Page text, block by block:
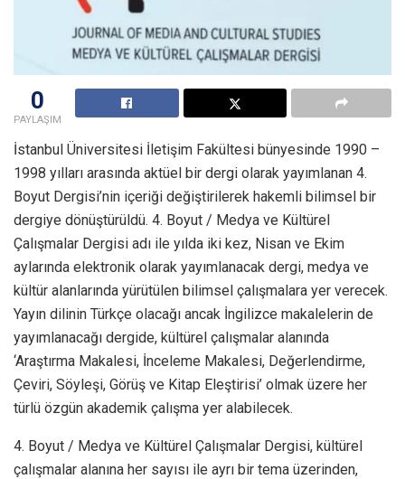
0
PAYLAŞIM
İstanbul Üniversitesi İletişim Fakültesi bünyesinde 1990 –
1998 yılları arasında aktüel bir dergi olarak yayımlanan 4.
Boyut Dergisi’nin içeriği değiştirilerek hakemli bilimsel bir
dergiye dönüştürüldü. 4. Boyut / Medya ve Kültürel
Çalışmalar Dergisi adı ile yılda iki kez, Nisan ve Ekim
aylarında elektronik olarak yayımlanacak dergi, medya ve
kültür alanlarında yürütülen bilimsel çalışmalara yer verecek.
Yayın dilinin Türkçe olacağı ancak İngilizce makalelerin de
yayımlanacağı dergide, kültürel çalışmalar alanında
‘Araştırma Makalesi, İnceleme Makalesi, Değerlendirme,
Çeviri, Söyleşi, Görüş ve Kitap Eleştirisi’ olmak üzere her
türlü özgün akademik çalışma yer alabilecek.
4. Boyut / Medya ve Kültürel Çalışmalar Dergisi, kültürel
çalışmalar alanına her sayısı ile ayrı bir tema üzerinden,